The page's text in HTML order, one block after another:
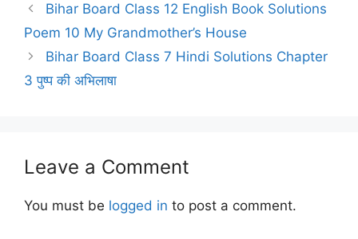
Bihar Board Class 12 English Book Solutions
Poem 10 My Grandmother’s House
Bihar Board Class 7 Hindi Solutions Chapter
3 पुष्प की अभिलाषा
Leave a Comment
You must be logged in to post a comment.